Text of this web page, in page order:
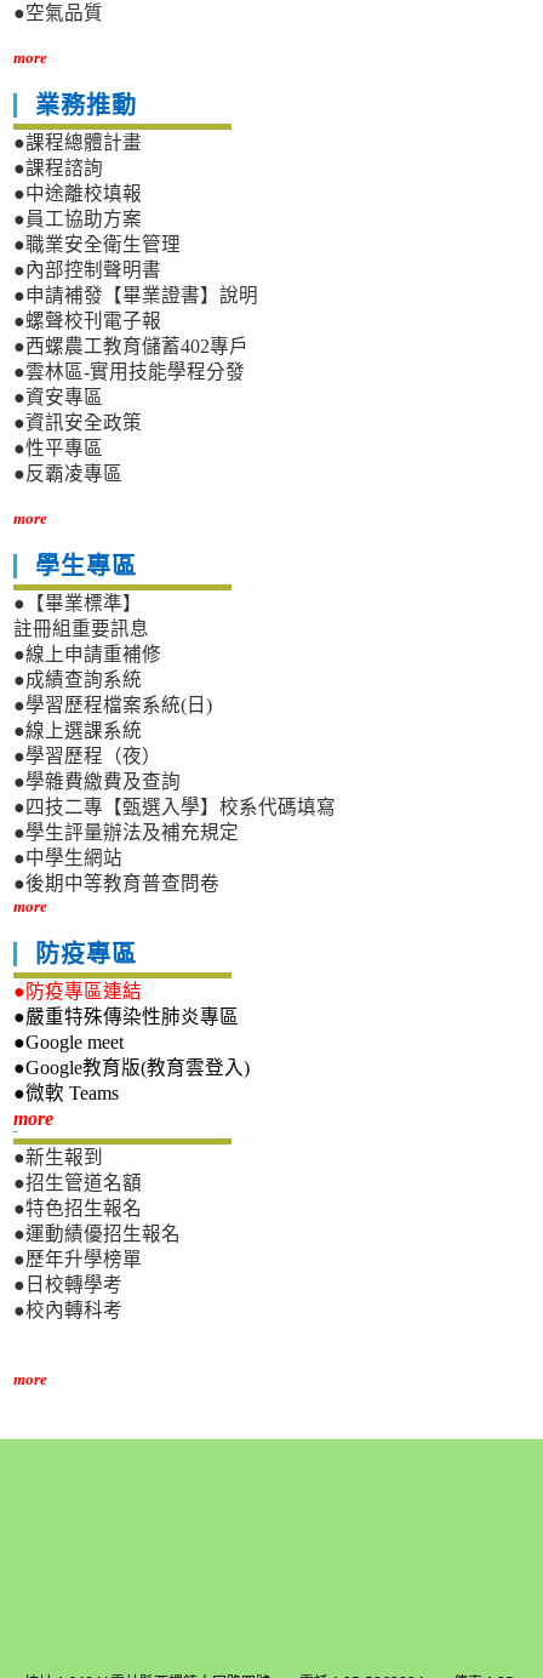
●空氣品質
more
業務推動
●課程總體計畫
●課程諮詢
●中途離校填報
●員工協助方案
●職業安全衛生管理
●內部控制聲明書
●申請補發【畢業證書】說明
●螺聲校刊電子報
●西螺農工教育儲蓄402專戶
●雲林區-實用技能學程分發
●資安專區
●資訊安全政策
●性平專區
●反霸凌專區
more
學生專區
●【畢業標準】
註冊組重要訊息
●線上申請重補修
●成績查詢系統
●學習歷程檔案系統(日)
●線上選課系統
●學習歷程（夜）
●學雜費繳費及查詢
●四技二專【甄選入學】校系代碼填寫
●學生評量辦法及補充規定
●中學生網站
●後期中等教育普查問卷
more
防疫專區
●防疫專區連結
●嚴重特殊傳染性肺炎專區
●Google meet
●Google教育版(教育雲登入)
●微軟 Teams
more新生專區
●新生報到
●招生管道名額
●特色招生報名
●運動績優招生報名
●歷年升學榜單
●日校轉學考
●校內轉科考
more